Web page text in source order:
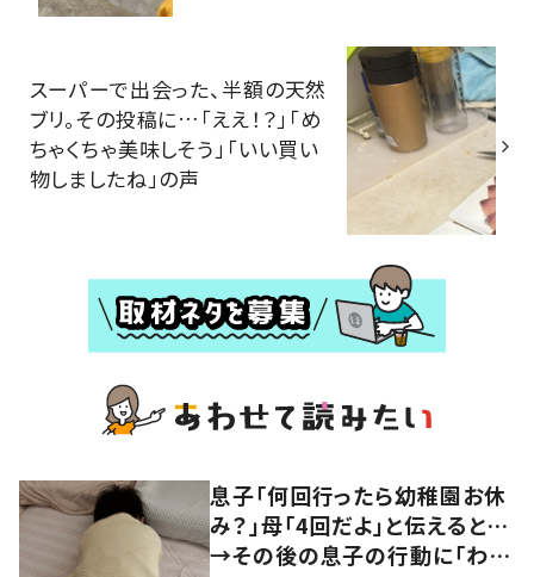
スーパーで出会った、半額の天然
ブリ。その投稿に…「ええ！？」「め
ちゃくちゃ美味しそう」「いい買い
物しましたね」の声
息子「何回行ったら幼稚園お休
み？」母「4回だよ」と伝えると…
→その後の息子の行動に「わか